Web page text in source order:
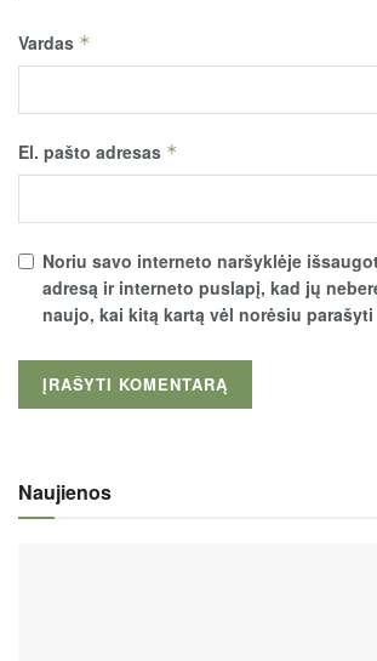
Vardas *
El. pašto adresas *
Noriu savo interneto naršyklėje
adresą ir interneto puslapį, kad jų
naujo, kai kitą kartą vėl norėsiu parašyti
Naujienos